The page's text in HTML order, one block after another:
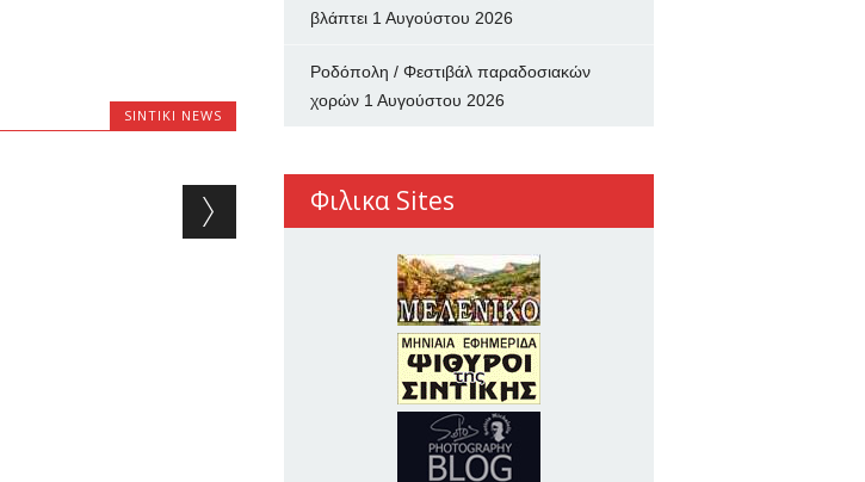
SINTIKI NEWS
βλάπτει 1 Αυγούστου 2026
Ροδόπολη / Φεστιβάλ παραδοσιακών
χορών 1 Αυγούστου 2026
Φιλικα Sites